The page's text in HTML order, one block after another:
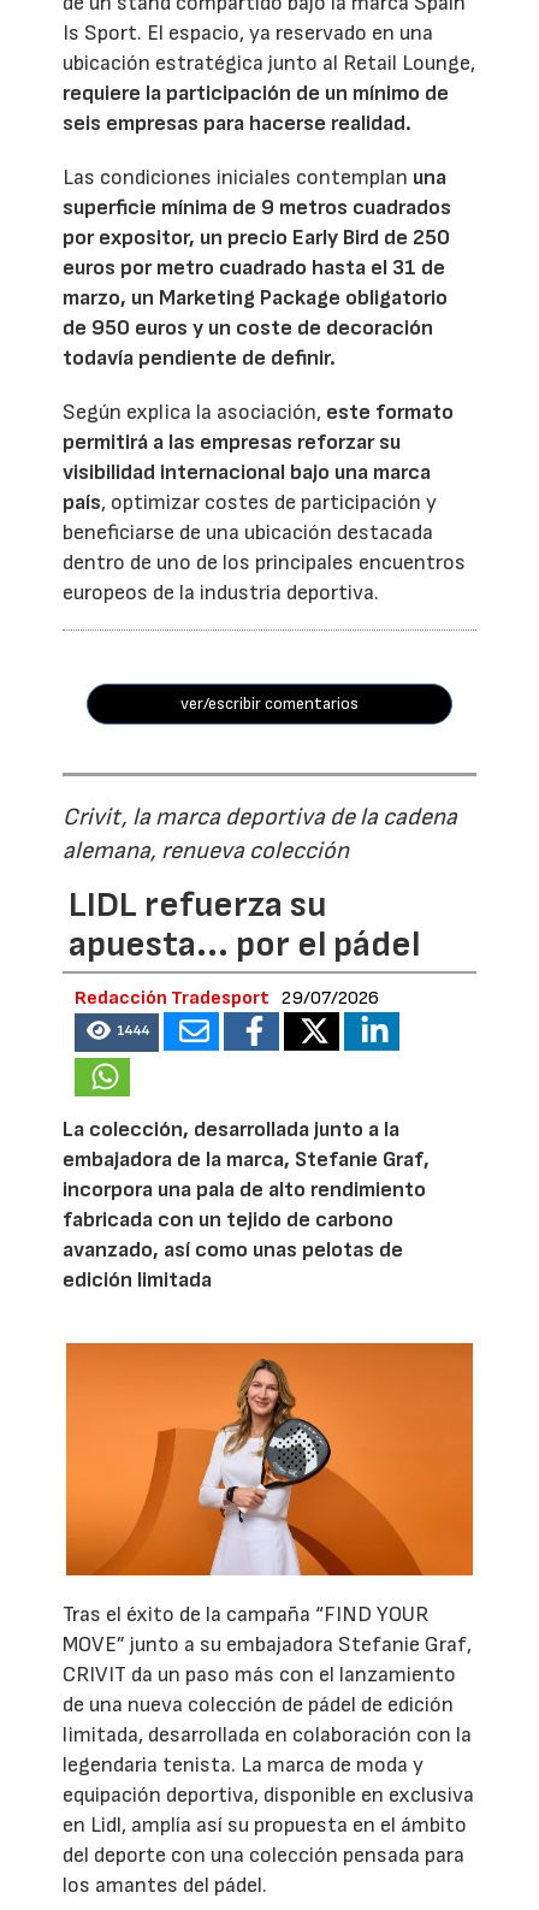
Is Sport. El espacio, ya reservado en una
ubicación estratégica junto al Retail Lounge,
requiere la participación de un mínimo de
seis empresas para hacerse realidad.
Las condiciones iniciales contemplan una
superficie mínima de 9 metros cuadrados
por expositor, un precio Early Bird de 250
euros por metro cuadrado hasta el 31 de
marzo, un Marketing Package obligatorio
de 950 euros y un coste de decoración
todavía pendiente de definir.
Según explica la asociación, este formato
permitirá a las empresas reforzar su
visibilidad internacional bajo una marca
país, optimizar costes de participación y
beneficiarse de una ubicación destacada
dentro de uno de los principales encuentros
europeos de la industria deportiva.
ver/escribir comentarios
Crivit, la marca deportiva de la cadena
alemana, renueva colección
LIDL refuerza su
apuesta... por el pádel
Redacción Tradesport 29/07/2026
1444
La colección, desarrollada junto a la
embajadora de la marca, Stefanie Graf,
incorpora una pala de alto rendimiento
fabricada con un tejido de carbono
avanzado, así como unas pelotas de
edición limitada
Tras el éxito de la campaña “FIND YOUR
MOVE” junto a su embajadora Stefanie Graf,
CRIVIT da un paso más con el lanzamiento
de una nueva colección de pádel de edición
limitada, desarrollada en colaboración con la
legendaria tenista. La marca de moda y
equipación deportiva, disponible en exclusiva
en Lidl, amplía así su propuesta en el ámbito
del deporte con una colección pensada para
los amantes del pádel.